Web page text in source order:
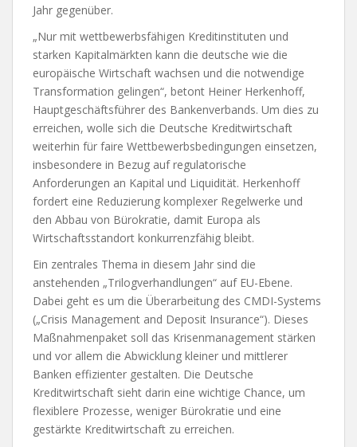
Jahr gegenüber.
„Nur mit wettbewerbsfähigen Kreditinstituten und
starken Kapitalmärkten kann die deutsche wie die
europäische Wirtschaft wachsen und die notwendige
Transformation gelingen“, betont Heiner Herkenhoff,
Hauptgeschäftsführer des Bankenverbands. Um dies zu
erreichen, wolle sich die Deutsche Kreditwirtschaft
weiterhin für faire Wettbewerbsbedingungen einsetzen,
insbesondere in Bezug auf regulatorische
Anforderungen an Kapital und Liquidität. Herkenhoff
fordert eine Reduzierung komplexer Regelwerke und
den Abbau von Bürokratie, damit Europa als
Wirtschaftsstandort konkurrenzfähig bleibt.
Ein zentrales Thema in diesem Jahr sind die
anstehenden „Trilogverhandlungen“ auf EU-Ebene.
Dabei geht es um die Überarbeitung des CMDI-Systems
(„Crisis Management and Deposit Insurance“). Dieses
Maßnahmenpaket soll das Krisenmanagement stärken
und vor allem die Abwicklung kleiner und mittlerer
Banken effizienter gestalten. Die Deutsche
Kreditwirtschaft sieht darin eine wichtige Chance, um
flexiblere Prozesse, weniger Bürokratie und eine
gestärkte Kreditwirtschaft zu erreichen.